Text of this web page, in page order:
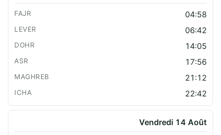
04:58
06:42
14:05
17:56
21:12
22:42
Vendredi 14 Août